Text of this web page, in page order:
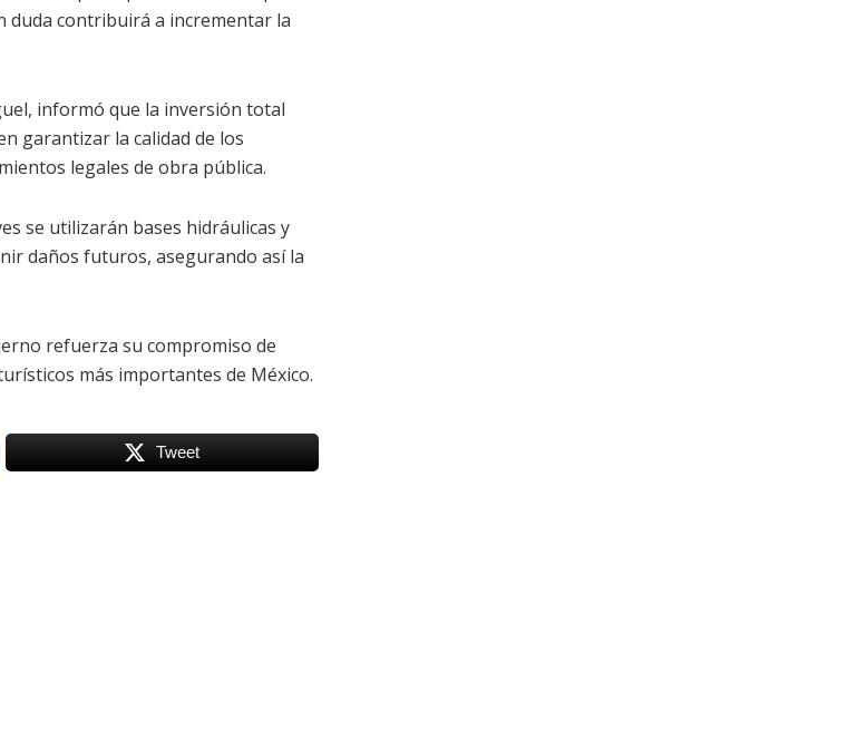
duda contribuirá a incrementar la
informó que la inversión total
garantizar la calidad de los
legales de obra pública.
se utilizarán bases hidráulicas y
daños futuros, asegurando así la
refuerza su compromiso de
más importantes de México.
Tweet